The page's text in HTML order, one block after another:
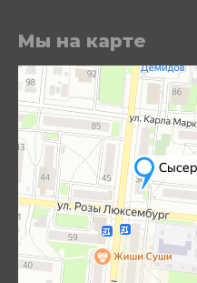
Мы на карте